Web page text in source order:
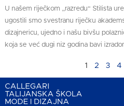
U našem riječkom „razredu“ Stilista
ugostili smo svestranu riječku
dizajnericu, ujedno i našu bivšu
koja se već dugi niz godina bavi
1 2 3 4
CALLEGARI
TALIJANSKA ŠKOLA
MODE I DIZAJNA